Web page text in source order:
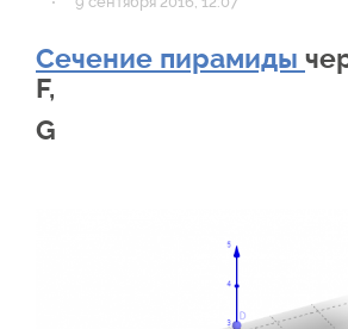
Сечение пирамиды
F,
G